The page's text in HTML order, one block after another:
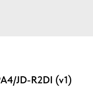
JD-R2DI (v1)